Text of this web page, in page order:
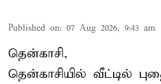
Published on: 07 Aug 2026, 9:43 am
தென்காசி,
தென்காசியில் வீட்டில்